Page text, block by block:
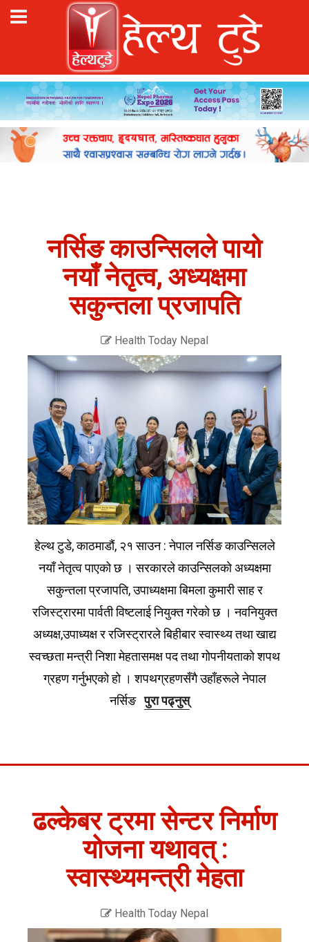
नर्सिङ काउन्सिलले पायो
नयाँ नेतृत्व, अध्यक्षमा
सकुन्तला प्रजापति
Health Today Nepal
हेल्थ टुडे, काठमाडौं, २१ साउन : नेपाल नर्सिङ काउन्सिलले
नयाँ नेतृत्व पाएको छ । सरकारले काउन्सिलको अध्यक्षमा
सकुन्तला प्रजापति, उपाध्यक्षमा बिमला कुमारी साह र
रजिस्ट्रारमा पार्वती विष्टलाई नियुक्त गरेको छ । नवनियुक्त
अध्यक्ष,उपाध्यक्ष र रजिस्ट्रारले बिहीबार स्वास्थ्य तथा खाद्य
स्वच्छता मन्त्री निशा मेहतासमक्ष पद तथा गोपनीयताको शपथ
ग्रहण गर्नुभएको हो । शपथग्रहणसँगै उहाँहरूले नेपाल
नर्सिङपुरा पढ्नुस्
ढल्केबर ट्रमा सेन्टर निर्माण
योजना यथावत् :
स्वास्थ्यमन्त्री मेहता
Health Today Nepal